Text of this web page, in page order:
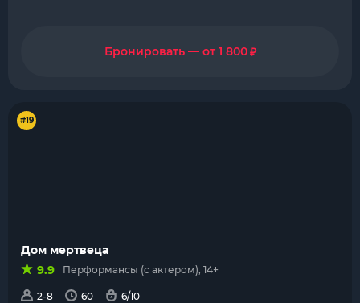
Бронировать — от 1 800₽
#19
Дом мертвеца
9.9
Перформансы (с актером), 14+
2-8 60
6/10